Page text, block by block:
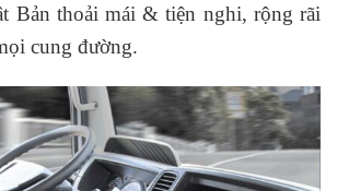
Bản thoải mái & tiện nghi, rộng rãi
cung đường.